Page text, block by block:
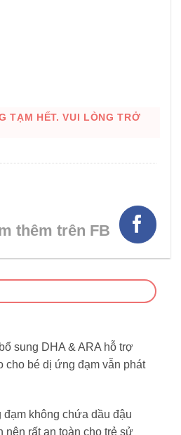
TẠM HẾT. VUI LÒNG TRỞ
thêm trên FB
sung DHA & ARA hỗ trợ
cho bé dị ứng đạm vẫn phát
không chứa dầu đậu
nên rất an toàn cho trẻ sử